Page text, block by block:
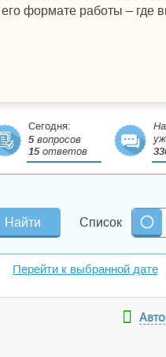
формате работы – где
Сегодня:
5вопросов
15ответов
Список